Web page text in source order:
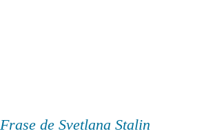
Frase de Svetlana Stalin